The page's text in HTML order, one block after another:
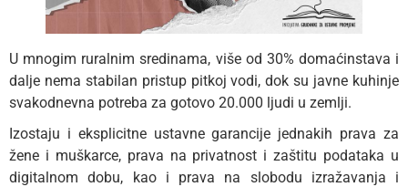
U mnogim ruralnim sredinama, više od 30% domaćinstava i
dalje nema stabilan pristup pitkoj vodi, dok su javne kuhinje
svakodnevna potreba za gotovo 20.000 ljudi u zemlji.
Izostaju i eksplicitne ustavne garancije jednakih prava za
žene i muškarce, prava na privatnost i zaštitu podataka u
digitalnom dobu, kao i prava na slobodu izražavanja i